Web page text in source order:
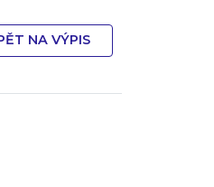
NA VÝPIS